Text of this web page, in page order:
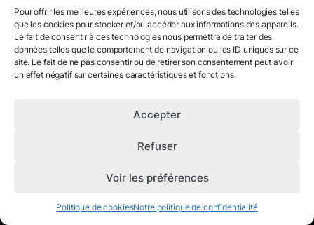
Pour offrir les meilleures expériences, nous utilisons des technologies telles
que les cookies pour stocker et/ou accéder aux informations des appareils.
Le fait de consentir à ces technologies nous permettra de traiter des
données telles que le comportement de navigation ou les ID uniques sur ce
site. Le fait de ne pas consentir ou de retirer son consentement peut avoir
un effet négatif sur certaines caractéristiques et fonctions.
Accepter
Refuser
Voir les préférences
Politique de cookiesNotre politique de confidentialité